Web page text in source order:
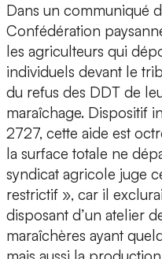
Dans un communiqué
Confédération
les agriculteurs qui
individuels devant le
du refus des DDT de
maraîchage. Dispositif
2727, cette aide est
la surface totale ne
syndicat agricole juge
restrictif », car il
disposant d’un atelier
maraîchères ayant